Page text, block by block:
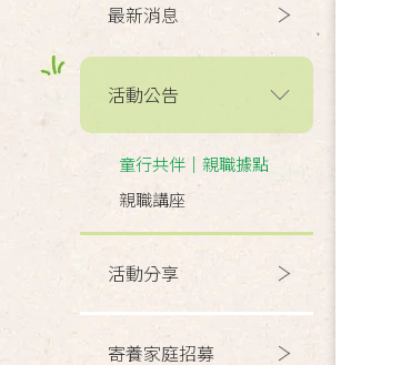
最新消息
活動公告
童行共伴｜親職據點
親職講座
活動分享
寄養家庭招募